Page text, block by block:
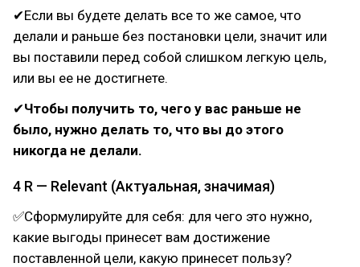
✔Если вы будете делать все то же самое, что
делали и раньше без постановки цели, значит или
вы поставили перед собой слишком легкую цель,
или вы ее не достигнете.
✔Чтобы получить то, чего у вас раньше не
было, нужно делать то, что вы до этого
никогда не делали.
4 R — Relevant (Актуальная, значимая)
✅Сформулируйте для себя: для чего это нужно,
какие выгоды принесет вам достижение
поставленной цели, какую принесет пользу?